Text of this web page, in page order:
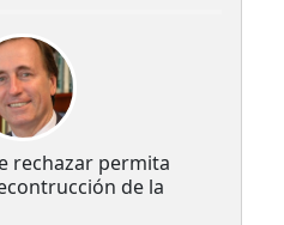
rechazar permita
de la